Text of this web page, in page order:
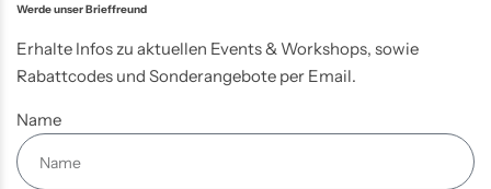
Werde unser Brieffreund
Erhalte Infos zu aktuellen Events & Workshops, sowie
Rabattcodes und Sonderangebote per Email.
Name